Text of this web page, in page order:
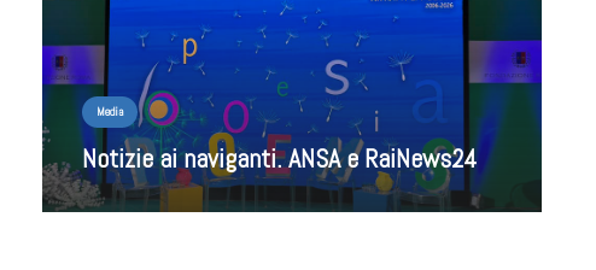
Media
Notizie ai naviganti. ANSA e RaiNews24